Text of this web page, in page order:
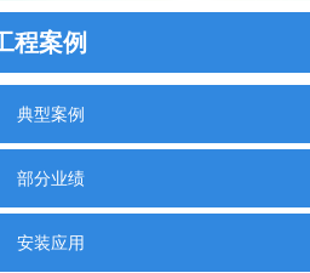
程案例
典型案例
部分业绩
安装应用